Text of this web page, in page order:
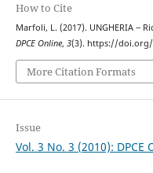
How to Cite
Marfoli, L. (2017). UNGHERIA ‒
DPCE Online, 3(3). https://doi.org/
More Citation Formats
Issue
Vol. 3 No. 3 (2010): DPCE